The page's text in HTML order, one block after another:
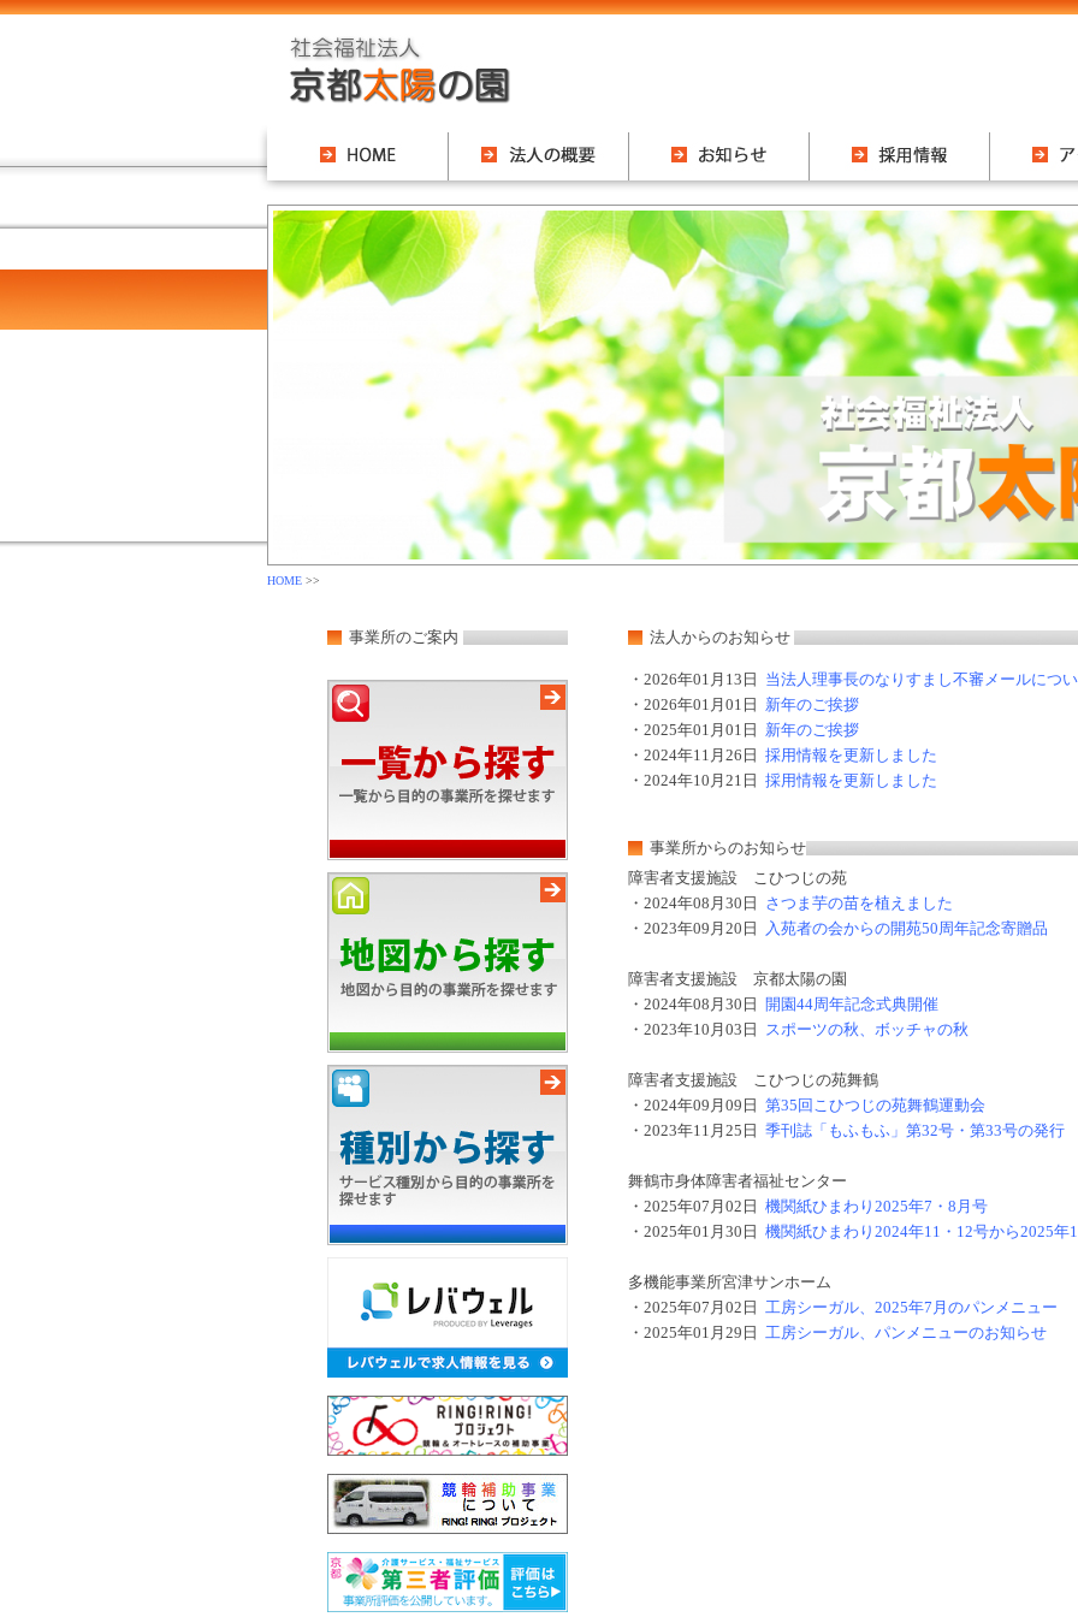
HOME >>
事業所のご案内 法人からのお知らせ
・ 2026年01月13日
当法人理事長のなりすまし不審メールにつ
・ 2026年01月01日
新年のご挨拶
・ 2025年01月01日
新年のご挨拶
・ 2024年11月26日
採用情報を更新しました
・ 2024年10月21日 採用情報を更新しました
事業所からのお知らせ
障害者支援施設 こひつじの苑
・ 2024年08月30日
さつま芋の苗を植えました
・ 2023年09月20日 入苑者の会からの開苑50周年記念寄贈品
障害者支援施設 京都太陽の園
・ 2024年08月30日
開園44周年記念式典開催
・ 2023年10月03日 スポーツの秋、ボッチャの秋
障害者支援施設 こひつじの苑舞鶴
・ 2024年09月09日
第35回こひつじの苑舞鶴運動会
・ 2023年11月25日 季刊誌「もふもふ」第32号・第33号の発行
舞鶴市身体障害者福祉センター
・ 2025年07月02日
機関紙ひまわり2025年7・8月号
・ 2025年01月30日 機関紙ひまわり2024年11・12号から2025年
多機能事業所宮津サンホーム
・ 2025年07月02日
工房シーガル、2025年7月のパンメニュー
・ 2025年01月29日 工房シーガル、パンメニューのお知らせ